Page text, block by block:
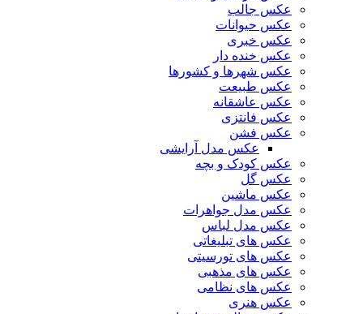
عکس جالب
عکس حیوانات
عکس خبری
عکس خنده دار
عکس شهرها و کشورها
عکس طبیعت
عکس عاشقانه
عکس فانتزی
عکس فشن
عکس مدل آرایشی
عکس کودک و بچه
عکس گل
عکس ماشین
عکس مدل جواهرات
عکس مدل لباس
عکس های تبلیغاتی
عکس های تورسیتی
عکس های مذهبی
عکس های نظامی
عکس هنری